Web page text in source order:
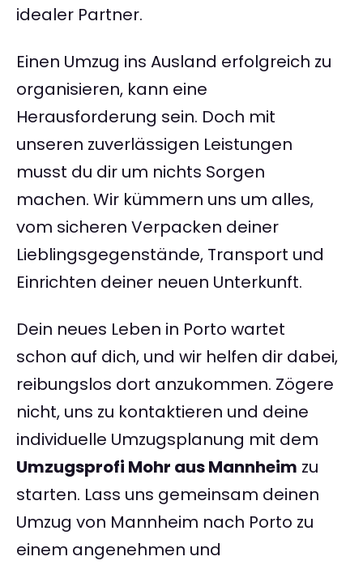
idealer Partner.
Einen Umzug ins Ausland erfolgreich zu
organisieren, kann eine
Herausforderung sein. Doch mit
unseren zuverlässigen Leistungen
musst du dir um nichts Sorgen
machen. Wir kümmern uns um alles,
vom sicheren Verpacken deiner
Lieblingsgegenstände, Transport und
Einrichten deiner neuen Unterkunft.
Dein neues Leben in Porto wartet
schon auf dich, und wir helfen dir dabei,
reibungslos dort anzukommen. Zögere
nicht, uns zu kontaktieren und deine
individuelle Umzugsplanung mit dem
Umzugsprofi Mohr aus Mannheim zu
starten. Lass uns gemeinsam deinen
Umzug von Mannheim nach Porto zu
einem angenehmen und